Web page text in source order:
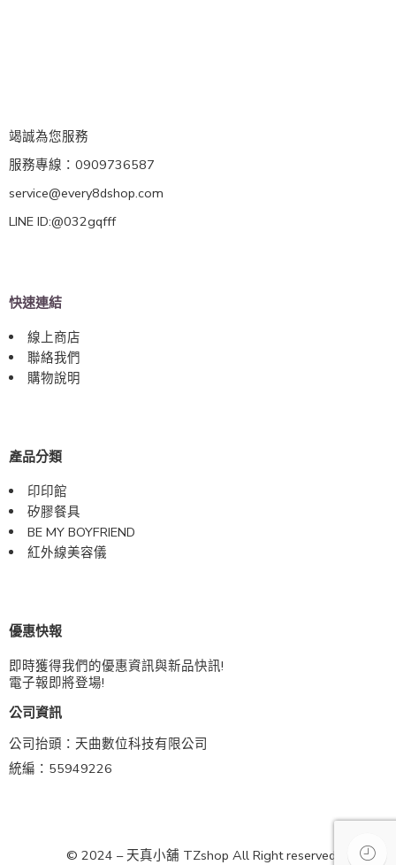
竭誠為您服務
服務專線：0909736587
service@every8dshop.com
LINE ID:@032gqfff
快速連結
線上商店
聯絡我們
購物說明
產品分類
印印館
矽膠餐具
BE MY BOYFRIEND
紅外線美容儀
優惠快報
即時獲得我們的優惠資訊與新品快訊!
電子報即將登場!
公司資訊
公司抬頭：天曲數位科技有限公司
統編：55949226
© 2024 – 天真小舖 TZshop All Right reserved!